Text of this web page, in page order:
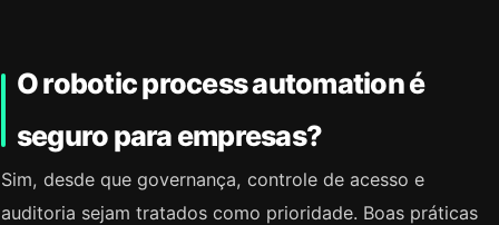
O robotic process automation é
seguro para empresas?
Sim, desde que governança, controle de acesso e
auditoria sejam tratados como prioridade. Boas práticas